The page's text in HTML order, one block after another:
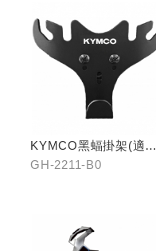
KYMCO黑蝠掛架(適用
原車可收折掛
GH-2211-B0